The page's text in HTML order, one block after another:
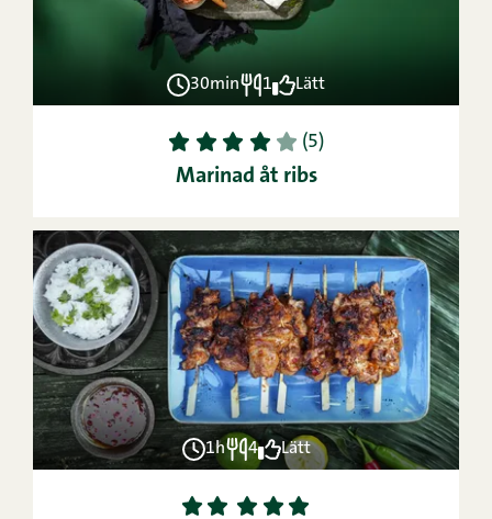
30min 1 Lätt
1 2 3 4 5 (5)
Marinad åt ribs
1h 4 Lätt
1 2 3 4
5